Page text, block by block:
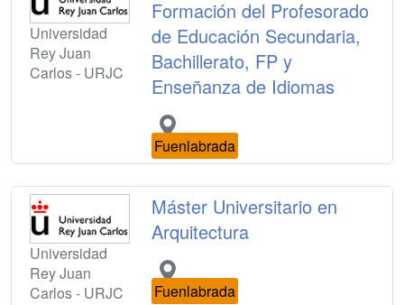
Universidad
Rey Juan
Carlos - URJC
Formación del Profesorado
de Educación Secundaria,
Bachillerato, FP y
Enseñanza de Idiomas
Fuenlabrada
Universidad
Rey Juan
Carlos - URJC
Máster Universitario en
Arquitectura
Fuenlabrada